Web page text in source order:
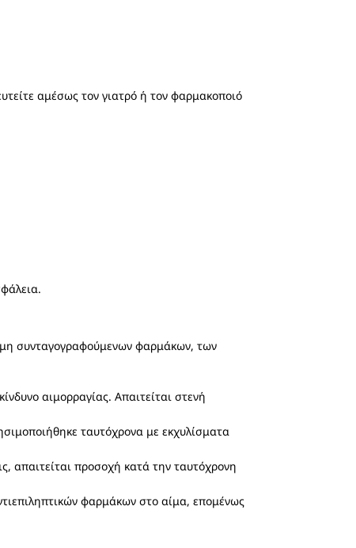
αμέσως τον γιατρό ή τον φαρμακοποιό
συνταγογραφούμενων φαρμάκων, των
αιμορραγίας. Απαιτείται στενή
ταυτόχρονα με εκχυλίσματα
απαιτείται προσοχή κατά την ταυτόχρονη
φαρμάκων στο αίμα, επομένως